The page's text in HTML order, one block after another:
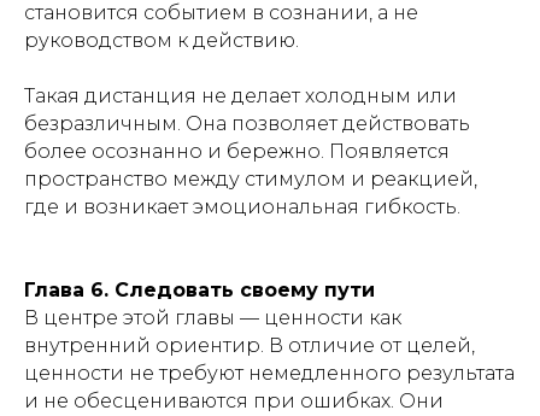
становится событием в сознании, а не
руководством к действию.
Такая дистанция не делает холодным или
безразличным. Она позволяет действовать
более осознанно и бережно. Появляется
пространство между стимулом и реакцией,
где и возникает эмоциональная гибкость.
Глава 6. Следовать своему пути
В центре этой главы — ценности как
внутренний ориентир. В отличие от целей,
ценности не требуют немедленного результата
и не обесцениваются при ошибках. Они